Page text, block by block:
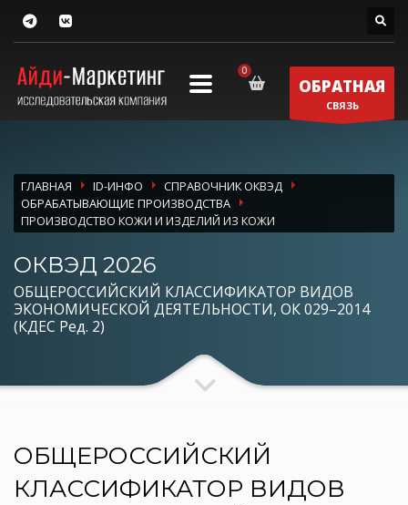
ОБРАТНАЯ
СВЯЗЬ
ГЛАВНАЯ ID-ИНФО
СПРАВОЧНИК ОКВЭД
ОБРАБАТЫВАЮЩИЕ ПРОИЗВОДСТВА
ПРОИЗВОДСТВО КОЖИ И ИЗДЕЛИЙ ИЗ КОЖИ
ОКВЭД 2026
ОБЩЕРОССИЙСКИЙ КЛАССИФИКАТОР ВИДОВ
ЭКОНОМИЧЕСКОЙ ДЕЯТЕЛЬНОСТИ, ОК 029–2014
(КДЕС Ред. 2)
ОБЩЕРОССИЙСКИЙ
КЛАССИФИКАТОР ВИДОВ